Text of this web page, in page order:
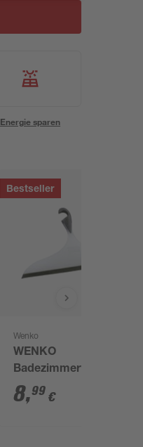
Energie sparen
Bestseller
Wenko
WENKO
Badezimmerwischer
XXL Loano Weiß-
Schwarz
8,99 €